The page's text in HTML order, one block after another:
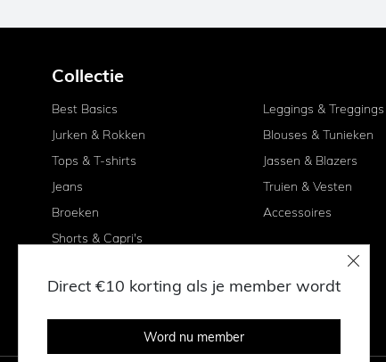
Collectie
Best Basics
Jurken & Rokken
Tops & T-shirts
Jeans
Broeken
Shorts & Capri's
Leggings & Treggings
Blouses & Tunieken
Jassen & Blazers
Truien & Vesten
Accessoires
Direct €10 korting als je member wordt
Word nu member